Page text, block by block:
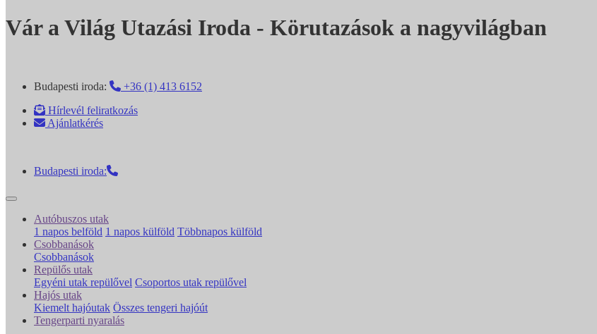
Vár a Világ Utazási Iroda - Körutazások a nagyvilágban
Budapesti iroda:
+36 (1) 413 6152
Hírlevél feliratkozás
Ajánlatkérés
Budapesti iroda:
Autóbuszos utak
1 napos belföld 1 napos külföld Többnapos külföld
Csobbanások
Csobbanások
Repülős utak
Egyéni utak repülővel Csoportos utak repülővel
Hajós utak
Kiemelt hajóutak Összes tengeri hajóút
Tengerparti nyaralás